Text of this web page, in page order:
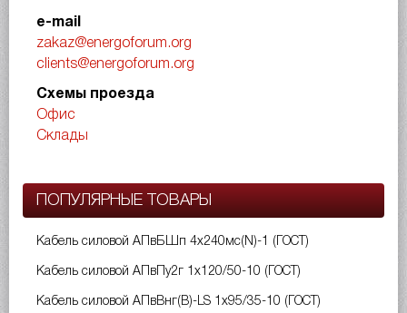
e-mail
zakaz@energoforum.org
clients@energoforum.org
Схемы проезда
Офис
Склады
ПОПУЛЯРНЫЕ ТОВАРЫ
Кабель силовой АПвБШп 4х240мс(N)-1 (ГОСТ)
Кабель силовой АПвПу2г 1х120/50-10 (ГОСТ)
Кабель силовой АПвВнг(B)-LS 1х95/35-10 (ГОСТ)